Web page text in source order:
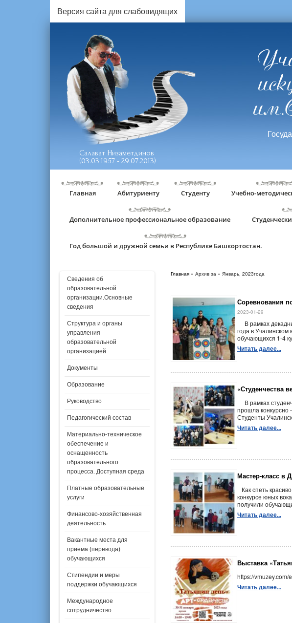
Версия сайта для слабовидящих
Салават Низаметдинов
(03.03.1957 - 29.07.2013)
Главная Абитуриенту Студенту Учебно-
Дополнительное профессиональное образование
Год большой и дружной семьи в Республике Башкортостан.
Сведения об
образовательной
организации.Основные
сведения
Структура и органы
управления
образовательной
организацией
Документы
Образование
Руководство
Педагогический состав
Материально-техническое
обеспечение и
оснащенность
образовательного
процесса. Доступная среда
Платные образовательные
услуги
Финансово-хозяйственная
деятельность
Вакантные места для
приема (перевода)
обучающихся
Стипендии и меры
поддержки обучающихся
Международное
сотрудничество
Главная» Архив за » Январь, 2023года
Соревнования
2023-01-29
В рамках
года в Учалинском
обучающихся 1-4
Читать далее...
«Студенчества
В рамках
прошла конкурсно
Студенты
Читать далее...
Мастер-класс в
Как спеть
конкурсе юных
получили
Читать далее...
Выставка
https://
Читать далее...